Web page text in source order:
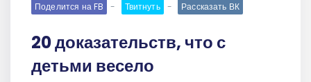
Поделится на FB
Твитнуть Рассказать ВК
20 доказательств, что с
детьми весело